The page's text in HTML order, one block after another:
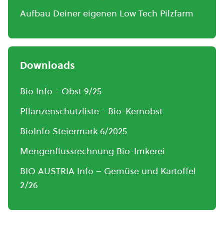
Aufbau Deiner eigenen Low Tech Pilzfarm
Downloads
Bio Info - Obst 9/25
Pflanzenschutzliste - Bio-Kernobst
BioInfo Steiermark 6/2025
Mengenflussrechnung Bio-Imkerei
BIO AUSTRIA Info – Gemüse und Kartoffel
2/26